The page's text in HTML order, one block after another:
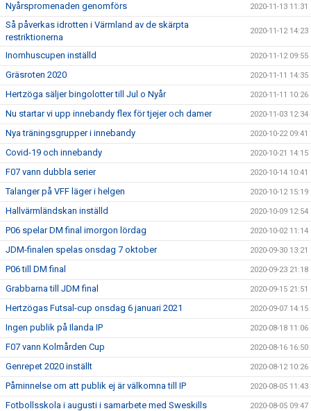
Nyårspromenaden genomförs 2020-11-13 11:31
Så påverkas idrotten i Värmland av de skärpta
restriktionerna
2020-11-12 14:23
Inomhuscupen inställd 2020-11-12 09:55
Gräsroten 2020 2020-11-11 14:35
Hertzöga säljer bingolotter till Jul o Nyår 2020-11-11 10:26
Nu startar vi upp innebandy flex för tjejer och damer 2020-11-03 12:34
Nya träningsgrupper i innebandy 2020-10-22 09:41
Covid-19 och innebandy 2020-10-21 14:15
F07 vann dubbla serier 2020-10-14 10:41
Talanger på VFF läger i helgen 2020-10-12 15:19
Hallvärmländskan inställd 2020-10-09 12:54
P06 spelar DM final imorgon lördag 2020-10-02 11:14
JDM-finalen spelas onsdag 7 oktober 2020-09-30 13:21
P06 till DM final 2020-09-23 21:18
Grabbarna till JDM final 2020-09-15 21:51
Hertzögas Futsal-cup onsdag 6 januari 2021 2020-09-07 14:15
Ingen publik på Ilanda IP 2020-08-18 11:06
F07 vann Kolmården Cup 2020-08-16 16:50
Genrepet 2020 inställt 2020-08-12 10:26
Påminnelse om att publik ej är välkomna till IP 2020-08-05 11:43
Fotbollsskola i augusti i samarbete med Sweskills 2020-08-05 09:47